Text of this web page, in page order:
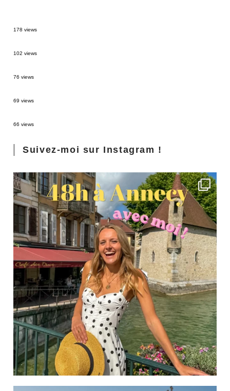
178 views
102 views
76 views
69 views
66 views
Suivez-moi sur Instagram !